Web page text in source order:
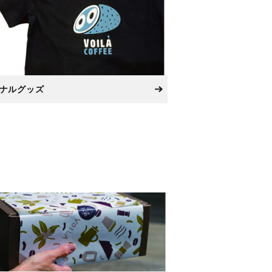
ルグッズ